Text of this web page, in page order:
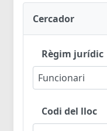
Cercador
Règim jurídic
Funcionari
Codi del lloc